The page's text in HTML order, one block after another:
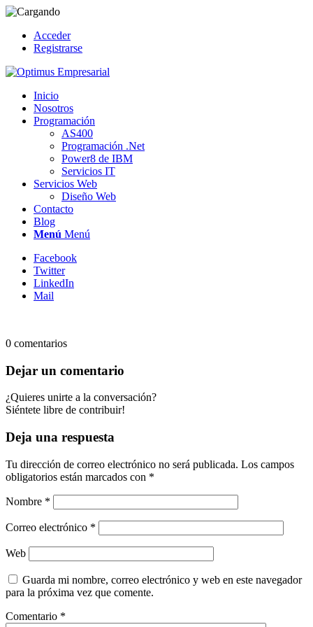
Acceder
Registrarse
Inicio
Nosotros
Programación
AS400
Programación .Net
Power8 de IBM
Servicios IT
Servicios Web
Diseño Web
Contacto
Blog
Menú Menú
Facebook
Twitter
LinkedIn
Mail
0 comentarios
Dejar un comentario
¿Quieres unirte a la conversación?
Siéntete libre de contribuir!
Deja una respuesta
Tu dirección de correo electrónico no será publicada. Los campos
obligatorios están marcados con *
Nombre *
Correo electrónico *
Web
Guarda mi nombre, correo electrónico y web en este navegador
para la próxima vez que comente.
Comentario *